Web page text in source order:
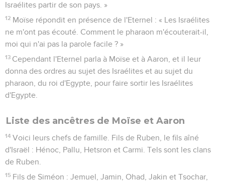
Israélites partir de son pays. »
12 Moïse répondit en présence de l'Eternel : « Les Israélites
ne m'ont pas écouté. Comment le pharaon m'écouterait-il,
moi qui n'ai pas la parole facile ? »
13 Cependant l'Eternel parla à Moïse et à Aaron, et il leur
donna des ordres au sujet des Israélites et au sujet du
pharaon, du roi d'Egypte, pour faire sortir les Israélites
d'Egypte.
Liste des ancêtres de Moïse et Aaron
14 Voici leurs chefs de famille. Fils de Ruben, le fils aîné
d'Israël : Hénoc, Pallu, Hetsron et Carmi. Tels sont les clans
de Ruben.
15 Fils de Siméon : Jemuel, Jamin, Ohad, Jakin et Tsochar,